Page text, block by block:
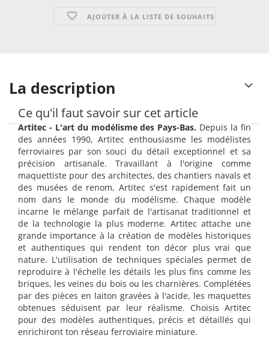
AJOUTER À LA LISTE DE SOUHAITS
La description
Ce qu'il faut savoir sur cet article
Artitec - L'art du modélisme des Pays-Bas. Depuis la fin
des années 1990, Artitec enthousiasme les modélistes
ferroviaires par son souci du détail exceptionnel et sa
précision artisanale. Travaillant à l'origine comme
maquettiste pour des architectes, des chantiers navals et
des musées de renom, Artitec s'est rapidement fait un
nom dans le monde du modélisme. Chaque modèle
incarne le mélange parfait de l'artisanat traditionnel et
de la technologie la plus moderne. Artitec attache une
grande importance à la création de modèles historiques
et authentiques qui rendent ton décor plus vrai que
nature. L'utilisation de techniques spéciales permet de
reproduire à l'échelle les détails les plus fins comme les
briques, les veines du bois ou les charnières. Complétées
par des pièces en laiton gravées à l'acide, les maquettes
obtenues séduisent par leur réalisme. Choisis Artitec
pour des modèles authentiques, précis et détaillés qui
enrichiront ton réseau ferroviaire miniature.